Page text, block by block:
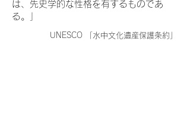
は、先史学的な性格を有するものであ
る。」
UNESCO 「水中文化遺産保護条約」